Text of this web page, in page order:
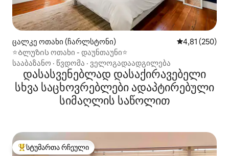
ცალკე ოთახი (ჩარლსტონი) საშუალო
4,81 (250)
⭐Ბლუზის ოთახი - დაუნთაუნი⭐
სააბაზანო · წვდომა · ველოგადაადგილება
დასასვენებლად დასაქირავებელი
სხვა საცხოვრებლები ადაპტირებული
სიმაღლის საწოლით
სტუმართა რჩეული მოწინავე ვარიანტი
სტუმართა რჩეული